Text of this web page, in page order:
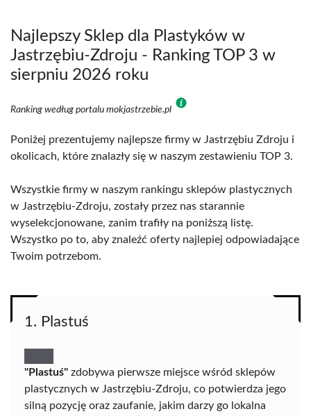
Najlepszy Sklep dla Plastyków w
Jastrzębiu-Zdroju - Ranking TOP 3 w
sierpniu 2026 roku
Ranking według portalu mokjastrzebie.pl
Poniżej prezentujemy najlepsze firmy w Jastrzębiu Zdroju i
okolicach, które znalazły się w naszym zestawieniu TOP 3.
Wszystkie firmy w naszym rankingu sklepów plastycznych
w Jastrzębiu-Zdroju, zostały przez nas starannie
wyselekcjonowane, zanim trafiły na poniższą listę.
Wszystko po to, aby znaleźć oferty najlepiej odpowiadające
Twoim potrzebom.
1. Plastuś
"Plastuś" zdobywa pierwsze miejsce wśród sklepów
plastycznych w Jastrzębiu-Zdroju, co potwierdza jego
silną pozycję oraz zaufanie, jakim darzy go lokalna